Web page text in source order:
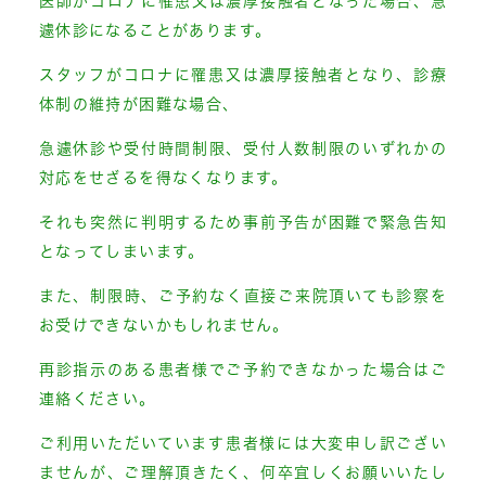
遽休診になることがあります。
スタッフがコロナに罹患又は濃厚接触者となり、診療
体制の維持が困難な場合、
急遽休診や受付時間制限、受付人数制限のいずれかの
対応をせざるを得なくなります。
それも突然に判明するため事前予告が困難で緊急告知
となってしまいます。
また、制限時、ご予約なく直接ご来院頂いても診察を
お受けできないかもしれません。
再診指示のある患者様でご予約できなかった場合はご
連絡ください。
ご利用いただいています患者様には大変申し訳ござい
ませんが、ご理解頂きたく、何卒宜しくお願いいたし